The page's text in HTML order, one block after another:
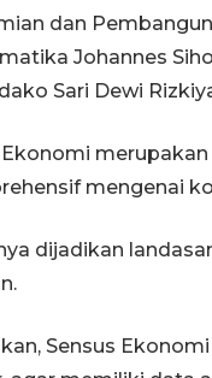
dan
Johannes
Sari Dewi
Ekonomi
mengenai
dijadikan
Sensus